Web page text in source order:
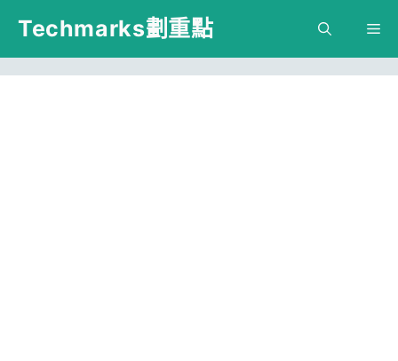
跳
主
Techmarks劃重點